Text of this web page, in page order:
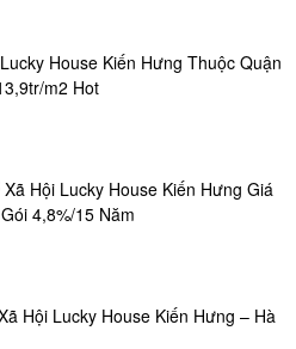
House Kiến Hưng Thuộc Quận
m2 Hot
Hội Lucky House Kiến Hưng Giá
4,8%/15 Năm
Hội Lucky House Kiến Hưng – Hà